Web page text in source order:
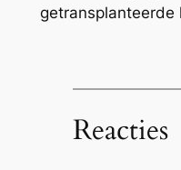
getransplanteerde
Reacties